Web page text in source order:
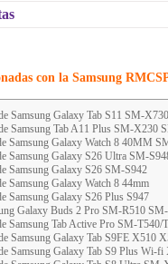
con la Samsung
Samsung Galaxy Tab S11 SM-
Samsung Tab A11 Plus SM-X230
Samsung Galaxy Watch 8 40MM
Samsung Galaxy S26 Ultra SM-
Samsung Galaxy S26 SM-S942
Samsung Galaxy Watch 8 44mm
Samsung Galaxy S26 Plus S947
Galaxy Buds 2 Pro SM-R510
Samsung Tab Active Pro SM-T540/
Samsung Galaxy Tab S9FE X510
Samsung Galaxy Tab S9 Plus Wi-